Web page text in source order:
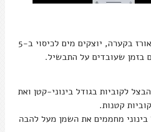
שמים את האורז בקערה, יוצקים מים לכיסוי ב-5
בזמן שעובדים על התבשיל.
לקוביות בגודל בינוני-קטן ואת
קטנות.
בינוני מחממים את השמן מעל להבה